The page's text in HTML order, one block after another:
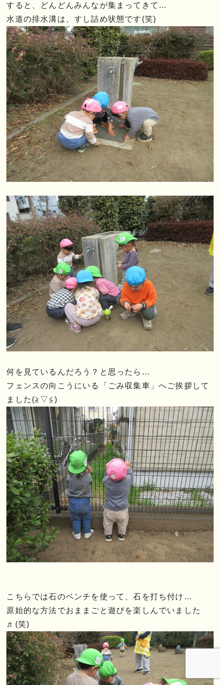
すると、どんどんみんなが集まってきて…
水道の排水溝は、すし詰め状態です(笑)
何を見ているんだろう？と思ったら…
フェンスの向こうにいる「ごみ収集車」へご挨拶して
ました(≧▽≦)
こちらでは石のベンチを使って、石を打ち付け…
原始的な方法でおままごと遊びを楽しんでいました
♬(笑)